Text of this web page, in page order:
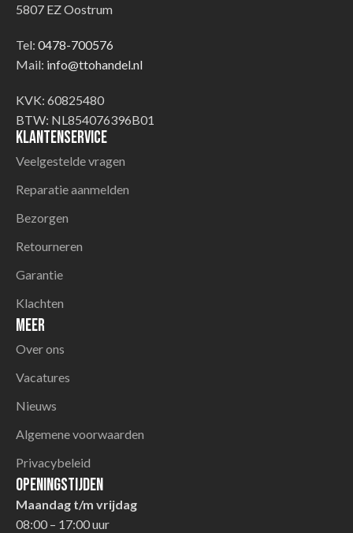
5807 EZ Oostrum
Tel: 0478-700576
Mail: info@ttohandel.nl
KVK: 60825480
BTW: NL854076396B01
Klantenservice
Veelgestelde vragen
Reparatie aanmelden
Bezorgen
Retourneren
Garantie
Klachten
Meer
Over ons
Vacatures
Nieuws
Algemene voorwaarden
Privacybeleid
Openingstijden
Maandag t/m vrijdag
08:00 – 17:00 uur